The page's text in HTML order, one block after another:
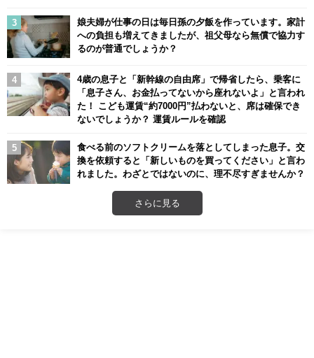
娘夫婦が仕事の日は毎日孫の夕飯を作っています。家計
への負担も増えてきましたが、祖父母なら無償で協力す
るのが普通でしょうか？
4歳の息子と「新幹線の自由席」で帰省したら、乗客に
「息子さん、お金払ってないから座れないよ」と言われ
た！ こども運賃“約7000円”払わないと、席は確保でき
ないでしょうか？ 運賃ルールを確認
食べる前のソフトクリームを落としてしまった息子。交
換を依頼すると「新しいものを買ってください」と言わ
れました。わざとではないのに、理不尽すぎませんか？
さらに見る